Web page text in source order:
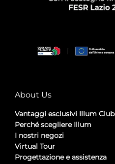
About Us
Vantaggi esclusivi Illum Club
Perché scegliere Illum
I nostri negozi
Virtual Tour
Progettazione e assistenza